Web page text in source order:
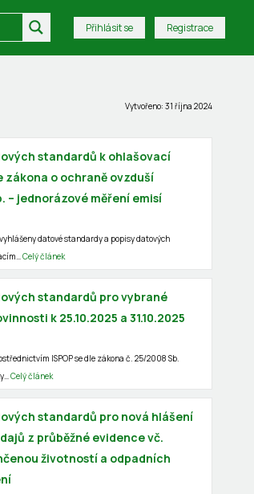
Přihlásit se Registrace
Vytvořeno: 31 října 2024
standardů k ohlašovací
zákona o ochraně ovzduší
– jednorázové měření emisí
vyhlášeny datové standardy a popisy datových
Celý článek
standardů pro vybrané
k 25.10.2025 a 31.10.2025
ISPOP se dle zákona č. 25/2008 Sb.
Celý článek
standardů pro nová hlášení
z průběžné evidence vč.
životností a odpadních